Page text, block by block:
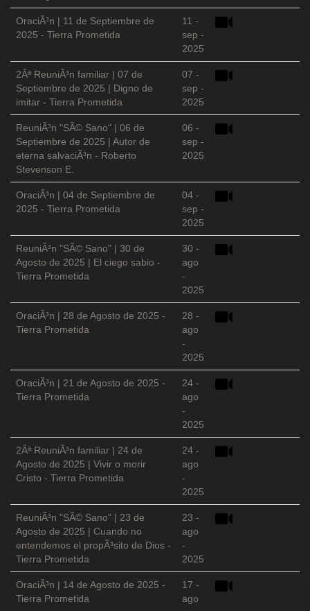
OraciÃ³n | 11 de Septiembre de
2025 - Tierra Prometida
11 -
sep -
2025
2Âª ReuniÃ³n familiar | 07 de
Septiembre de 2025 | Digno de
imitar - Tierra Prometida
07 -
sep -
2025
ReuniÃ³n "SÃ© Sano" | 06 de
Septiembre de 2025 | Autor de
eterna salvaciÃ³n - Roberto
Stevenson E.
06 -
sep -
2025
OraciÃ³n | 04 de Septiembre de
2025 - Tierra Prometida
04 -
sep -
2025
ReuniÃ³n "SÃ© Sano" | 30 de
Agosto de 2025 | El ciego sabio -
Tierra Prometida
30 -
ago
-
2025
OraciÃ³n | 28 de Agosto de 2025 -
Tierra Prometida
28 -
ago
-
2025
OraciÃ³n | 21 de Agosto de 2025 -
Tierra Prometida
24 -
ago
-
2025
2Âª ReuniÃ³n familiar | 24 de
Agosto de 2025 | Vivir o morir
Cristo - Tierra Prometida
24 -
ago
-
2025
ReuniÃ³n "SÃ© Sano" | 23 de
Agosto de 2025 | Cuando no
entendemos el propÃ³sito de Dios -
Tierra Prometida
23 -
ago
-
2025
OraciÃ³n | 14 de Agosto de 2025 -
Tierra Prometida
17 -
ago